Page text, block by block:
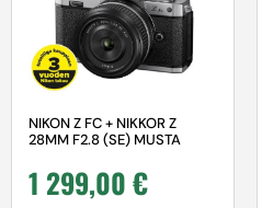
NIKON Z FC + NIKKOR Z
28MM F2.8 (SE) MUSTA
1 299,00€